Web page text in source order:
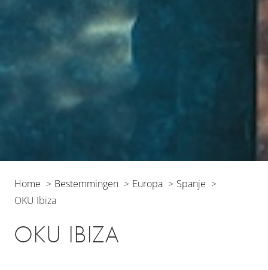
Home Bestemmingen Europa
Spanje
OKU Ibiza
OKU IBIZA